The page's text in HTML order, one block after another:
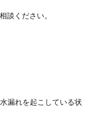
談ください。
漏れを起こしている状